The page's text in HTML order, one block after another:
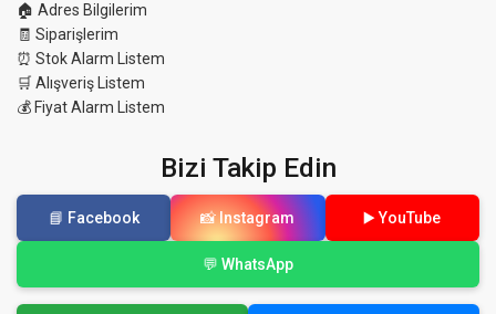
🏠 Adres Bilgilerim
🧾 Siparişlerim
⏰ Stok Alarm Listem
🛒 Alışveriş Listem
💰 Fiyat Alarm Listem
Bizi Takip Edin
📘 Facebook 📸 Instagram ▶️ YouTube
💬 WhatsApp